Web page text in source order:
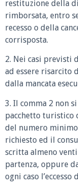
restituzione della
rimborsata, entro
recesso o della
corrisposta.
2. Nei casi previsti
ad essere risarcito
dalla mancata
3. Il comma 2 non
pacchetto turistico
del numero
richiesto ed il
scritta almeno
partenza, oppure
ogni caso